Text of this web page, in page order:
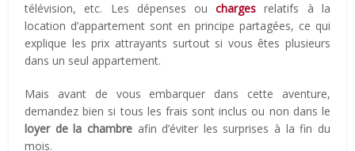
télévision, etc. Les dépenses oucharges relatifs à la
location d’appartement sont en principe partagées, ce qui
explique les prix attrayants surtout si vous êtes plusieurs
dans un seul appartement.
Mais avant de vous embarquer dans cette aventure,
demandez bien si tous les frais sont inclus ou non dans le
loyer de la chambre afin d’éviter les surprises à la fin du
mois.